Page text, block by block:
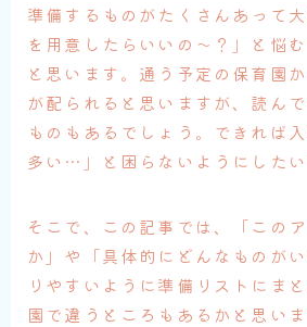
準備するものがたくさんあって
を用意したらいいの〜？」と悩
と思います。通う予定の保育園
が配られると思いますが、読ん
ものもあるでしょう。できれば
多い…」と困らないようにしたい
そこで、この記事では、「この
か」や「具体的にどんなものが
りやすいように準備リストにま
園で違うところもあるかと思い